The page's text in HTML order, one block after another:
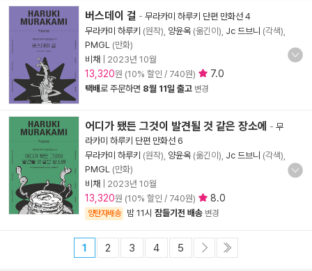
버스데이 걸 - 무라카미 하루키 단편 만화선 4
무라카미 하루키 (원작), 양윤옥 (옮긴이), Jc 드브니 (각색),
PMGL (만화)
비채
2023년 10월
13,320원 (10% 할인 / 740원) 7.0
택배로 주문하면 8월 11일 출고 변경
어디가 됐든 그것이 발견될 것 같은 장소에 - 무
라카미 하루키 단편 만화선 6
무라카미 하루키 (원작), 양윤옥 (옮긴이), Jc 드브니 (각색),
PMGL (만화)
비채
2023년 10월
13,320원 (10% 할인 / 740원) 8.0
양탄자배송 밤 11시 잠들기전 배송 변경
1 2 3 4 5